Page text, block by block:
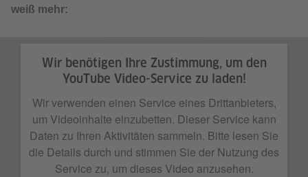
weiß mehr:
Wir benötigen Ihre Zustimmung, um den
YouTube Video-Service zu laden!
Wir verwenden einen Service eines Drittanbieters,
um Videoinhalte einzubetten. Dieser Service kann
Daten zu Ihren Aktivitäten sammeln. Bitte lesen Sie
die Details durch und stimmen Sie der Nutzung des
Service zu, um dieses Video anzusehen.